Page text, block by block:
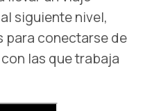
siguiente nivel,
para conectarse de
las que trabaja